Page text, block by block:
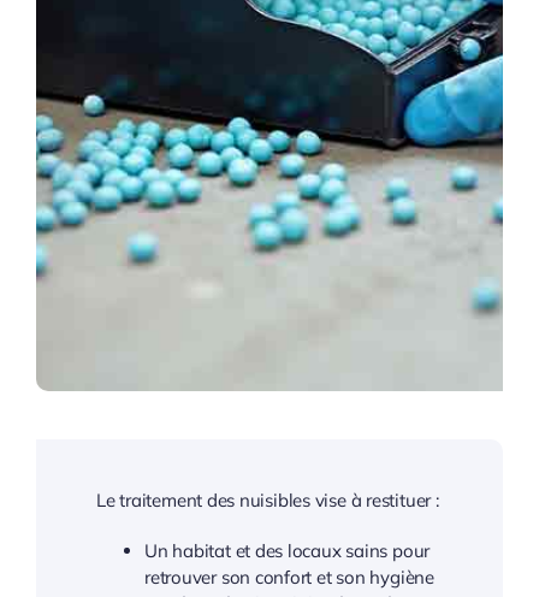
Le traitement des nuisibles vise à restituer :
Un habitat et des locaux sains pour
retrouver son confort et son hygiène